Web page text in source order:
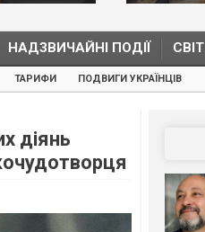
НАДЗВИЧАЙНІ ПОДІЇ СВІТ
ТАРИФИ ПОДВИГИ УКРАЇНЦІВ
діянь